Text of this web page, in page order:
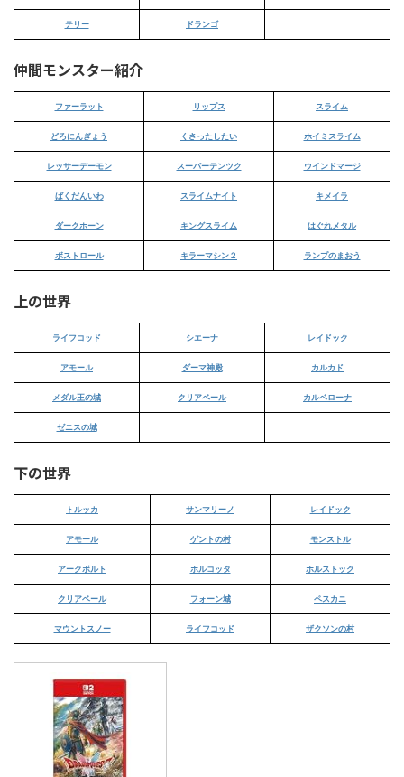
テリー ドランゴ
仲間モンスター紹介
ファーラット リップス スライム
どろにんぎょう くさったしたい ホイミスライム
レッサーデーモン スーパーテンツク ウインドマージ
ばくだんいわ スライムナイト キメイラ
ダークホーン キングスライム はぐれメタル
ボストロール キラーマシン２ ランプのまおう
上の世界
ライフコッド シエーナ レイドック
アモール ダーマ神殿 カルカド
メダル王の城 クリアベール カルベローナ
ゼニスの城
下の世界
トルッカ サンマリーノ レイドック
アモール ゲントの村 モンストル
アークボルト ホルコッタ ホルストック
クリアベール フォーン城 ペスカニ
マウントスノー ライフコッド ザクソンの村